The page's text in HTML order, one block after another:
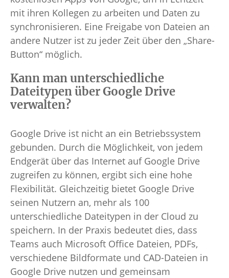
mit ihren Kollegen zu arbeiten und Daten zu
synchronisieren. Eine Freigabe von Dateien an
andere Nutzer ist zu jeder Zeit über den „Share-
Button“ möglich.
Kann man unterschiedliche
Dateitypen über Google Drive
verwalten?
Google Drive ist nicht an ein Betriebssystem
gebunden. Durch die Möglichkeit, von jedem
Endgerät über das Internet auf Google Drive
zugreifen zu können, ergibt sich eine hohe
Flexibilität. Gleichzeitig bietet Google Drive
seinen Nutzern an, mehr als 100
unterschiedliche Dateitypen in der Cloud zu
speichern. In der Praxis bedeutet dies, dass
Teams auch Microsoft Office Dateien, PDFs,
verschiedene Bildformate und CAD-Dateien in
Google Drive nutzen und gemeinsam